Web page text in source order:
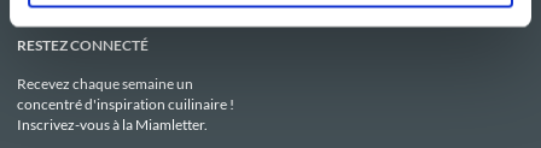
RESTEZ CONNECTÉ
Recevez chaque semaine un
concentré d'inspiration cuilinaire !
Inscrivez-vous à la Miamletter.